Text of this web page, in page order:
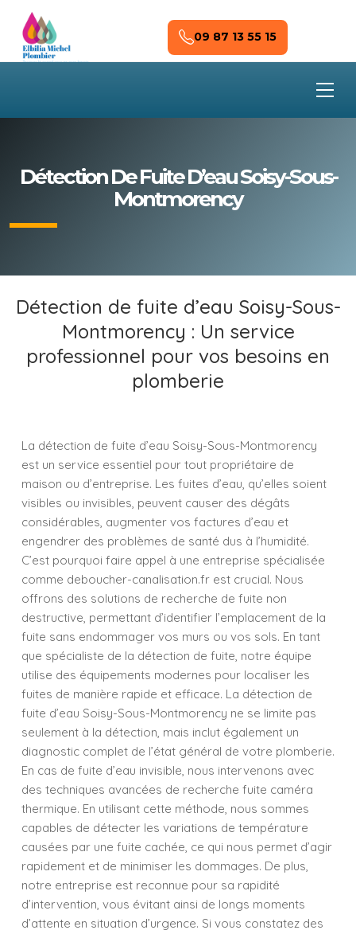
Skip to main content
09 87 13 55 15
Détection De Fuite D’eau Soisy-Sous-
Montmorency
Détection de fuite d’eau Soisy-Sous-
Montmorency : Un service
professionnel pour vos besoins en
plomberie
La détection de fuite d’eau Soisy-Sous-Montmorency
est un service essentiel pour tout propriétaire de
maison ou d’entreprise. Les fuites d’eau, qu’elles soient
visibles ou invisibles, peuvent causer des dégâts
considérables, augmenter vos factures d’eau et
engendrer des problèmes de santé dus à l’humidité.
C’est pourquoi faire appel à une entreprise spécialisée
comme deboucher-canalisation.fr est crucial. Nous
offrons des solutions de recherche de fuite non
destructive, permettant d’identifier l’emplacement de la
fuite sans endommager vos murs ou vos sols. En tant
que spécialiste de la détection de fuite, notre équipe
utilise des équipements modernes pour localiser les
fuites de manière rapide et efficace. La détection de
fuite d’eau Soisy-Sous-Montmorency ne se limite pas
seulement à la détection, mais inclut également un
diagnostic complet de l’état général de votre plomberie.
En cas de fuite d’eau invisible, nous intervenons avec
des techniques avancées de recherche fuite caméra
thermique. En utilisant cette méthode, nous sommes
capables de détecter les variations de température
causées par une fuite cachée, ce qui nous permet d’agir
rapidement et de minimiser les dommages. De plus,
notre entreprise est reconnue pour sa rapidité
d’intervention, vous évitant ainsi de longs moments
d’attente en situation d’urgence. Si vous constatez des